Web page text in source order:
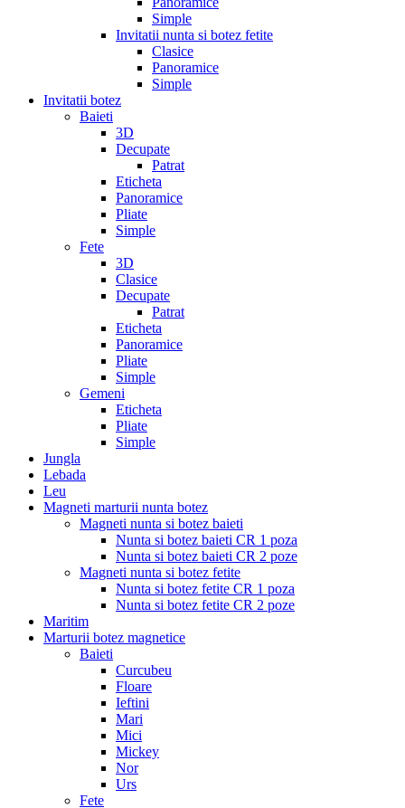
Simple
Invitatii nunta si botez fetite
Clasice
Panoramice
Simple
Invitatii botez
Baieti
3D
Decupate
Patrat
Eticheta
Panoramice
Pliate
Simple
Fete
3D
Clasice
Decupate
Patrat
Eticheta
Panoramice
Pliate
Simple
Gemeni
Eticheta
Pliate
Simple
Jungla
Lebada
Leu
Magneti marturii nunta botez
Magneti nunta si botez baieti
Nunta si botez baieti CR 1 poza
Nunta si botez baieti CR 2 poze
Magneti nunta si botez fetite
Nunta si botez fetite CR 1 poza
Nunta si botez fetite CR 2 poze
Maritim
Marturii botez magnetice
Baieti
Curcubeu
Floare
Ieftini
Mari
Mici
Mickey
Nor
Urs
Fete